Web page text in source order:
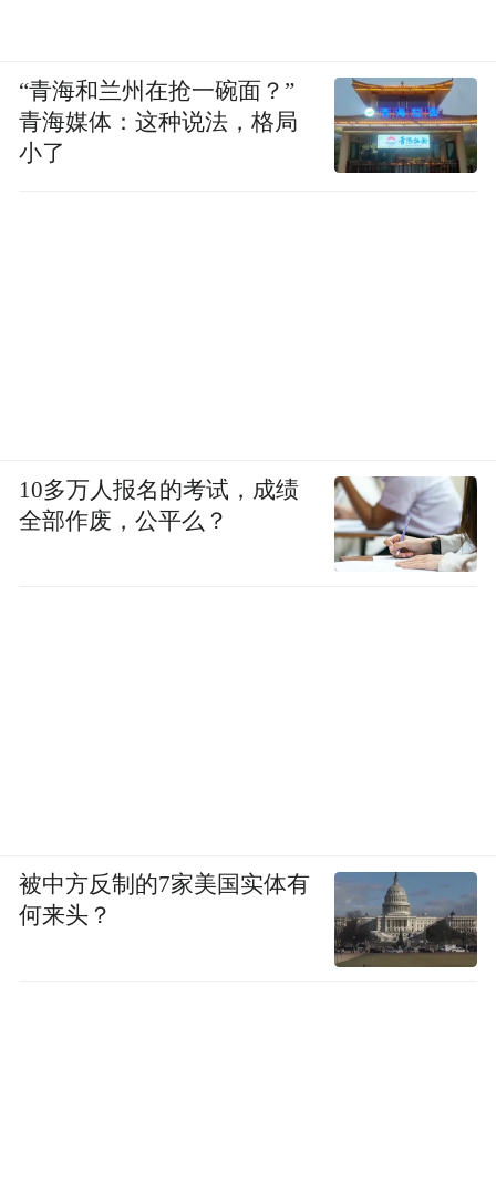
“青海和兰州在抢一碗面？”
青海媒体：这种说法，格局
小了
10多万人报名的考试，成绩
全部作废，公平么？
被中方反制的7家美国实体有
何来头？